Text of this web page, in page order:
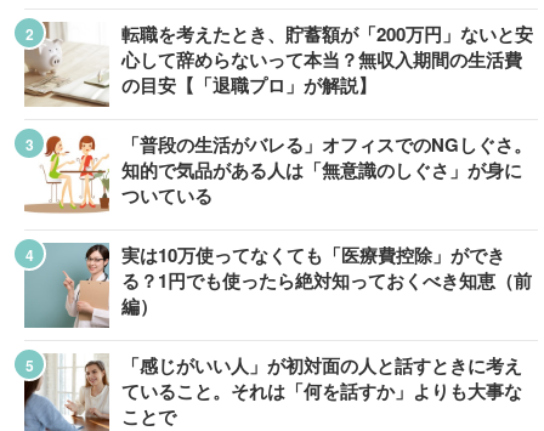
転職を考えたとき、貯蓄額が「200万円」ないと安
心して辞めらないって本当？無収入期間の生活費
の目安【「退職プロ」が解説】
「普段の生活がバレる」オフィスでのNGしぐさ。
知的で気品がある人は「無意識のしぐさ」が身に
ついている
実は10万使ってなくても「医療費控除」ができ
る？1円でも使ったら絶対知っておくべき知恵（前
編）
「感じがいい人」が初対面の人と話すときに考え
ていること。それは「何を話すか」よりも大事な
ことで